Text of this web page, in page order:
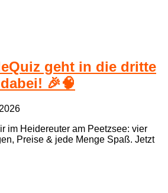
geht in die dritte
🎉🧠
im Heidereuter am Peetzsee: vier
Preise & jede Menge Spaß. Jetzt